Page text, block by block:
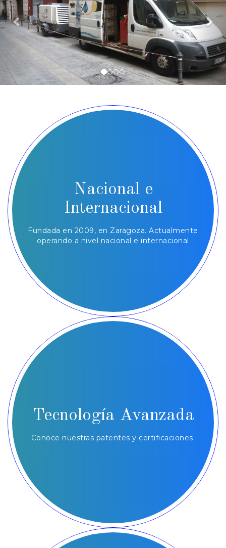
Nacional e
Internacional
Fundada en 2009, en Zaragoza. Actualmente
operando a nivel nacional e internacional
Tecnología Avanzada
Conoce nuestras patentes y certificaciones.